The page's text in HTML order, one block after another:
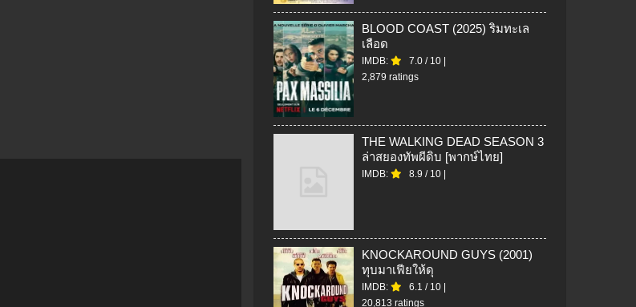
BLOOD COAST (2025) ริมทะเล
เลือด
IMDB: 7.0 / 10
2,879 ratings
THE WALKING DEAD SEASON 3
ล่าสยองทัพผีดิบ [พากษ์ไทย]
IMDB: 8.9 / 10
KNOCKAROUND GUYS (2001)
ทุบมาเฟียให้ดุ
IMDB: 6.1 / 10
20,813 ratings